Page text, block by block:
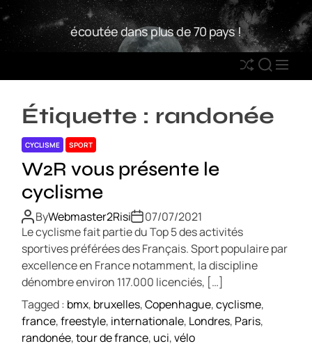
S
k
i
W
2
R
écoutée dans plus de 70 pays !
S
h
ff
S
E
R
M
E
Étiquette : randonée
CYCLISME SPORT
W2R vous présente le
cyclisme
ByWebmaster2Risi
07/07/2021
Le cyclisme fait partie du Top 5 des activités
sportives préférées des Français. Sport populaire par
excellence en France notamment, la discipline
dénombre environ 117.000 licenciés, […]
Tagged : bmx, bruxelles,Copenhague,cyclisme,
france,freestyle, internationale, Londres, Paris,
randonée,tour de france, uci,vélo